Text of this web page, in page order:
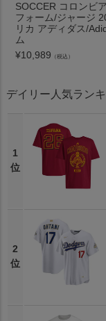
SOCCER コロンビ
フォーム/ジャージ
リカ アディダス/
ム
¥10,989 （税込）
デイリー人気ランキ
1
位
2
位